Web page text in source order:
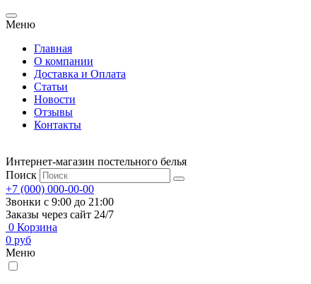
Меню
Главная
О компании
Доставка и Оплата
Статьи
Новости
Отзывы
Контакты
Интернет-магазин постельного белья
Поиск
+7 (000) 000-00-00
Звонки с 9:00 до 21:00
Заказы через сайт 24/7
0 Корзина
0 руб
Меню